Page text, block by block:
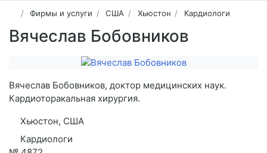
Фирмы и услуги США Хьюстон Кардиологи
Вячеслав Бобовников
Вячеслав Бобовников, доктор медицинских наук.
Кардиоторакальная хирургия.
Хьюстон, США
Кардиологи